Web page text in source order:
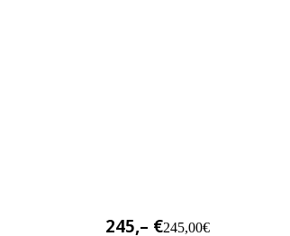
245,– €245,00€